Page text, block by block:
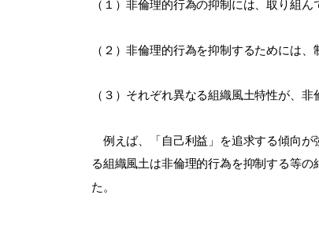
（１）非倫理的行為の抑制には、取り組
（２）非倫理的行為を抑制するためには
（３）それぞれ異なる組織風土特性が、
例えば、「自己利益」を追求する傾向が
る組織風土は非倫理的行為を抑制する等
た。